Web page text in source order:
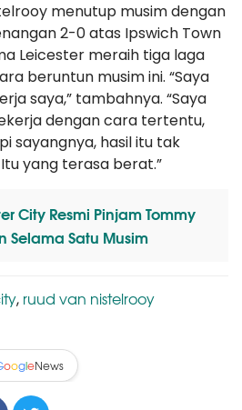
menutup musim dengan
2-0 atas Ipswich Town
Leicester meraih tiga laga
beruntun musim ini. “Saya
saya,” tambahnya. “Saya
dengan cara tertentu,
sayangnya, hasil itu tak
yang terasa berat.”
City Resmi Pinjam Tommy
Selama Satu Musim
, ruud van nistelrooy
oogleNews